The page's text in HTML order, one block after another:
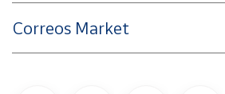
Correos Market